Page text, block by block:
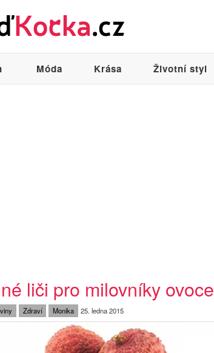
Móda Krása Životní styl
liči pro milovníky ovoce
Zdraví Monika 25. ledna 2015